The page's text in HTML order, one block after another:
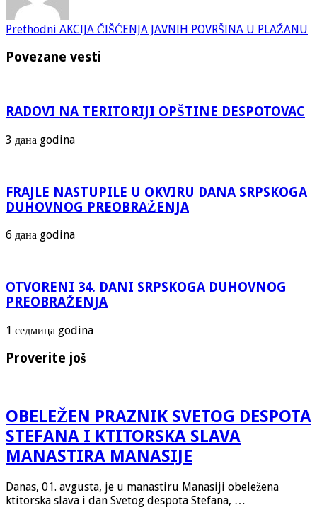
Prethodni AKCIJA ČIŠĆENJA JAVNIH POVRŠINA U PLAŽANU
Povezane vesti
RADOVI NA TERITORIJI OPŠTINE DESPOTOVAC
3 дана godina
FRAJLE NASTUPILE U OKVIRU DANA SRPSKOGA
DUHOVNOG PREOBRAŽENJA
6 дана godina
OTVORENI 34. DANI SRPSKOGA DUHOVNOG
PREOBRAŽENJA
1 седмица godina
Proverite još
OBELEŽEN PRAZNIK SVETOG DESPOTA
STEFANA I KTITORSKA SLAVA
MANASTIRA MANASIJE
Danas, 01. avgusta, je u manastiru Manasiji obeležena
ktitorska slava i dan Svetog despota Stefana, …